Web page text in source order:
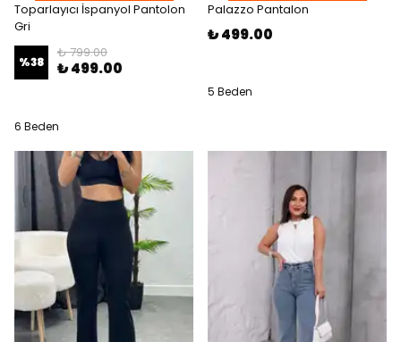
Toparlayıcı İspanyol Pantolon
Gri
%38
₺ 799.00
₺ 499.00
6 Beden
Palazzo Pantalon
₺ 499.00
5 Beden